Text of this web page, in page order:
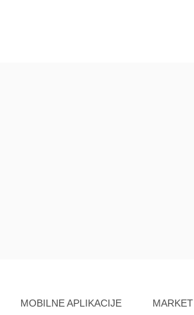
MOBILNE APLIKACIJE